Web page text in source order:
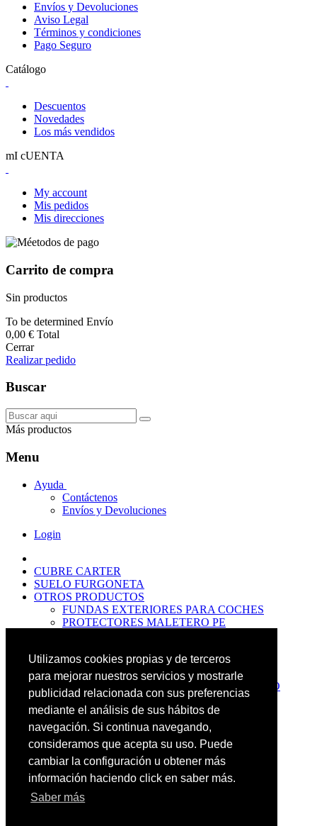
Utilizamos cookies propias y de terceros
para mejorar nuestros servicios y mostrarle
publicidad relacionada con sus preferencias
mediante el análisis de sus hábitos de
navegación. Si continua navegando,
consideramos que acepta su uso. Puede
cambiar la configuración u obtener más
información haciendo click en saber más.
Saber más
Envíos y Devoluciones
Aviso Legal
Términos y condiciones
Pago Seguro
Catálogo
Descuentos
Novedades
Los más vendidos
mI cUENTA
My account
Mis pedidos
Mis direcciones
Carrito de compra
Sin productos
To be determined Envío
0,00 € Total
Cerrar
Realizar pedido
Buscar
Más productos
Menu
Ayuda
Contáctenos
Envíos y Devoluciones
Login
CUBRE CARTER
SUELO FURGONETA
OTROS PRODUCTOS
FUNDAS EXTERIORES PARA COCHES
PROTECTORES MALETERO PE
PREMIUM
PROTECTORES MALETERO PE
PROTECTORES DE MALETERO CAUCHO
BASIC
ALFOMBRILLAS GOMA PREMIUM
ALFOMBRILLAS GOMA BASIC
OFERTAS
NOVEDADES
CONTACTO